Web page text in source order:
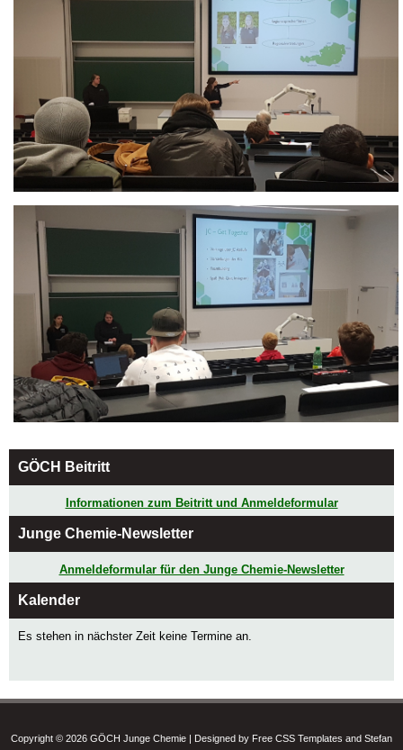
GÖCH Beitritt
Informationen zum Beitritt und Anmeldeformular
Junge Chemie-Newsletter
Anmeldeformular für den Junge Chemie-Newsletter
Kalender
Es stehen in nächster Zeit keine Termine an.
Copyright © 2026 GÖCH Junge Chemie | Designed by Free CSS Templates and Stefan